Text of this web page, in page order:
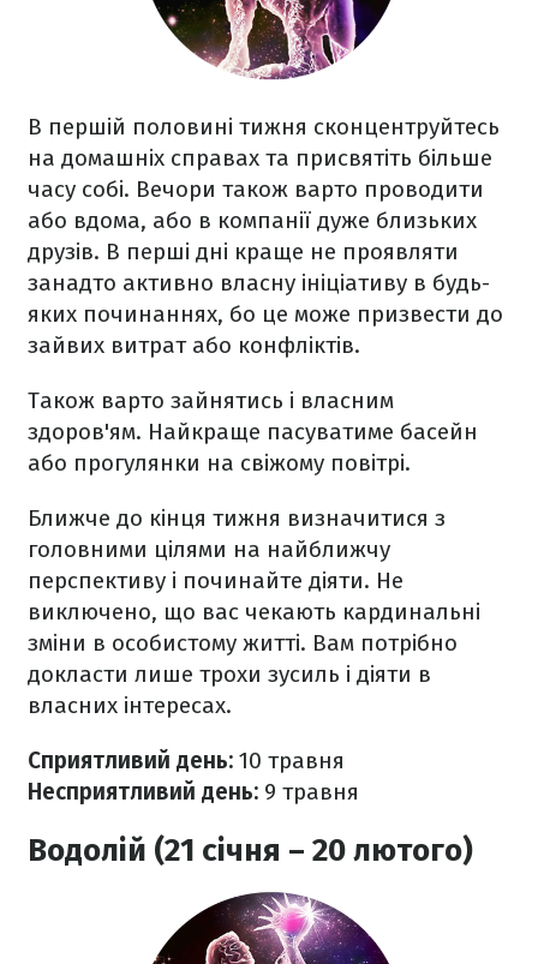
В першій половині тижня сконцентруйтесь
на домашніх справах та присвятіть більше
часу собі. Вечори також варто проводити
або вдома, або в компанії дуже близьких
друзів. В перші дні краще не проявляти
занадто активно власну ініціативу в будь-
яких починаннях, бо це може призвести до
зайвих витрат або конфліктів.
Також варто зайнятись і власним
здоров'ям. Найкраще пасуватиме басейн
або прогулянки на свіжому повітрі.
Ближче до кінця тижня визначитися з
головними цілями на найближчу
перспективу і починайте діяти. Не
виключено, що вас чекають кардинальні
зміни в особистому житті. Вам потрібно
докласти лише трохи зусиль і діяти в
власних інтересах.
Сприятливий день: 10 травня
Несприятливий день: 9 травня
Водолій (21 січня – 20 лютого)